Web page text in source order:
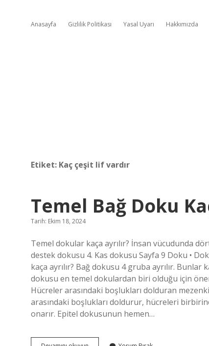
Anasayfa Gizlilik Politikası Yasal Uyarı Hakkımızda
Etiket: Kaç çeşit lif vardır
Temel Bağ Doku
Tarih: Ekim 18, 2024
Temel dokular kaça ayrılır? İnsan vücudunda
destek dokusu 4. Kas dokusu Sayfa 9 Doku •
kaça ayrılır? Bağ dokusu 4 gruba ayrılır.
dokusu en temel dokulardan biri olduğu için
Hücreler arasındaki boşlukları dolduran
arasındaki boşlukları doldurur, hücreleri
onarır. Epitel dokusunun hemen…